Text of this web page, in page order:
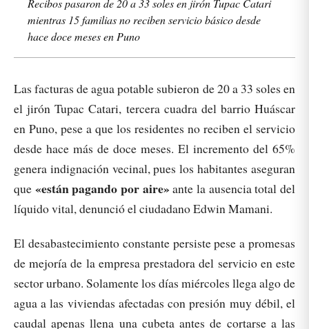
Recibos pasaron de 20 a 33 soles en jirón Tupac Catari
mientras 15 familias no reciben servicio básico desde
hace doce meses en Puno
Las facturas de agua potable subieron de 20 a 33 soles en
el jirón Tupac Catari, tercera cuadra del barrio Huáscar
en Puno, pese a que los residentes no reciben el servicio
desde hace más de doce meses. El incremento del 65%
genera indignación vecinal, pues los habitantes aseguran
que «están pagando por aire» ante la ausencia total del
líquido vital, denunció el ciudadano Edwin Mamani.
El desabastecimiento constante persiste pese a promesas
de mejoría de la empresa prestadora del servicio en este
sector urbano. Solamente los días miércoles llega algo de
agua a las viviendas afectadas con presión muy débil, el
caudal apenas llena una cubeta antes de cortarse a las